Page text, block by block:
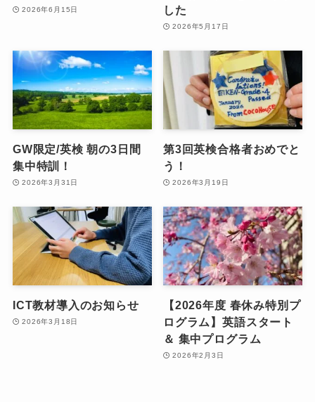
2026年6月15日
した
2026年5月17日
GW限定/英検 朝の3日間
集中特訓！
2026年3月31日
第3回英検合格者おめでと
う！
2026年3月19日
ICT教材導入のお知らせ
2026年3月18日
【2026年度 春休み特別プ
ログラム】英語スタート
＆ 集中プログラム
2026年2月3日